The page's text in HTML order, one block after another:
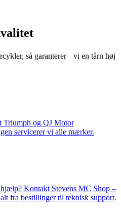
så garanterer vi en tårn høj
Triumph og QJ Motor
servicerer vi alle mærker.
Kontakt Stevens MC Shop –
fra bestillinger til teknisk support.